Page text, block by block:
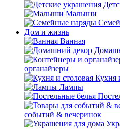
Малыши
Дом и жизнь
Ванная
органайзеры
Кухня
Лампы
событий & вечеринок